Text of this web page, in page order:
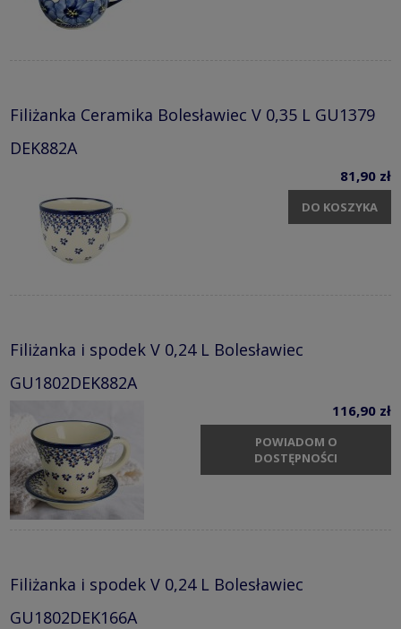
Filiżanka Ceramika Bolesławiec V 0,35 L GU1379
DEK882A
81,90 zł
DO KOSZYKA
Filiżanka i spodek V 0,24 L Bolesławiec
GU1802DEK882A
116,90 zł
POWIADOM O
DOSTĘPNOŚCI
Filiżanka i spodek V 0,24 L Bolesławiec
GU1802DEK166A